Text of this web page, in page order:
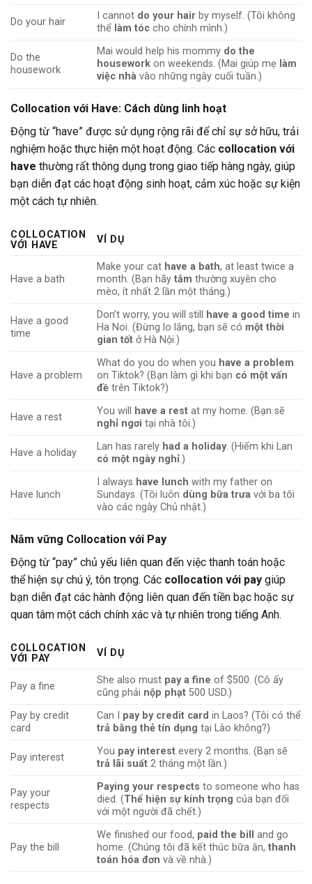
Do your hair
I cannot do your hair by myself. (Tôi không
thể làm tóc cho chính mình.)
Do the
housework
Mai would help his mommy do the
housework on weekends. (Mai giúp mẹ làm
việc nhà vào những ngày cuối tuần.)
Collocation với Have: Cách dùng linh hoạt
Động từ “have” được sử dụng rộng rãi để chỉ sự sở hữu, trải
nghiệm hoặc thực hiện một hoạt động. Các collocation với
have thường rất thông dụng trong giao tiếp hàng ngày, giúp
bạn diễn đạt các hoạt động sinh hoạt, cảm xúc hoặc sự kiện
một cách tự nhiên.
COLLOCATION
VỚI HAVE
VÍ DỤ
Have a bath
Make your cat have a bath, at least twice a
month. (Bạn hãytắm thường xuyên cho
mèo, ít nhất 2 lần một tháng.)
Have a good
time
Don’t worry, you will still have a good time in
Ha Noi. (Đừng lo lắng, bạn sẽ có một thời
gian tốt ở Hà Nội.)
Have a problem
What do you do when you have a problem
on Tiktok? (Bạn làm gì khi bạn có một vấn
đề trên Tiktok?)
Have a rest
You will have a rest at my home. (Bạn sẽ
nghỉ ngơi tại nhà tôi.)
Have a holiday
Lan has rarely had a holiday. (Hiếm khi Lan
có một ngày nghỉ.)
Have lunch
I always have lunch with my father on
Sundays. (Tôi luôn dùng bữa trưa với ba tôi
vào các ngày Chủ nhật.)
Nắm vững Collocation với Pay
Động từ “pay” chủ yếu liên quan đến việc thanh toán hoặc
thể hiện sự chú ý, tôn trọng. Các collocation với pay giúp
bạn diễn đạt các hành động liên quan đến tiền bạc hoặc sự
quan tâm một cách chính xác và tự nhiên trong tiếng Anh.
COLLOCATION
VỚI PAY
VÍ DỤ
Pay a fine
She also must pay a fine of $500. (Cô ấy
cũng phải nộp phạt 500 USD.)
Pay by credit
card
Can I pay by credit card in Laos? (Tôi có thể
trả bằng thẻ tín dụng tại Lào không?)
Pay interest
You pay interest every 2 months. (Bạn sẽ
trả lãi suất 2 tháng một lần.)
Pay your
respects
Paying your respects to someone who has
died. (Thể hiện sự kính trọng của bạn đối
với một người đã chết.)
Pay the bill
We finished our food, paid the bill
and go
home. (Chúng tôi đã kết thúc bữa ăn,thanh
toán hóa đơn và về nhà.)